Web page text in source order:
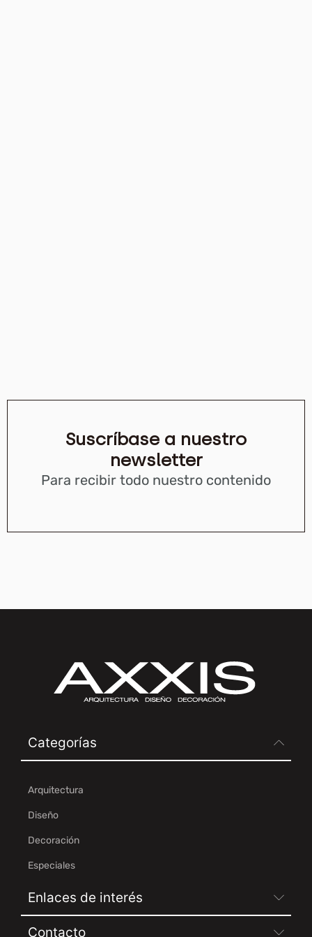
Suscríbase a nuestro
newsletter
Para recibir todo nuestro contenido
Categorías
Arquitectura
Diseño
Decoración
Especiales
Enlaces de interés
Contacto